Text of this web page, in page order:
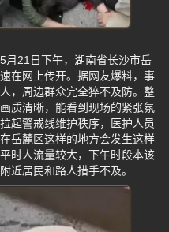
月21日下午，湖南省长沙市岳
在网上传开。据网友爆料，事
，周边群众完全猝不及防。整
质清晰，能看到现场的紧张氛
起警戒线维护秩序，医护人员
岳麓区这样的地方会发生这样
时人流量较大，下午时段本该
近居民和路人措手不及。